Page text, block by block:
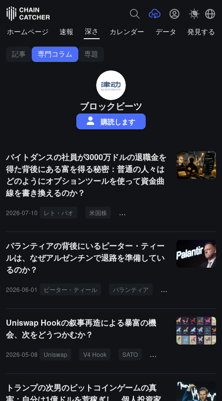
ホームページ 速報 深さ カレンダー データ 発見する
記事 専門コラム 専題
ブロックビーツ
購読します
バイトダンスの社員が3000万ドルの退職金を
得た背後にある富を得る秘密：普通の人々は
どのようにオプションツールを使って資金曲
線を書き換えるのか？
2026-07-10 レト・バオ 米国株 オプション
パランティアの背後にいるピーター・ティー
ルは、なぜアルゼンチンで退路を準備してい
るのか？
2026-06-01 ピーター・ティール パランティア アルゼンチン
Uniswap Hookの叙事再造による暴富の機
会、次をどうつかむか？
2026-05-08 Uniswap V4 Hook SATO uPEG
トランプの次男のビットコインゲームの真